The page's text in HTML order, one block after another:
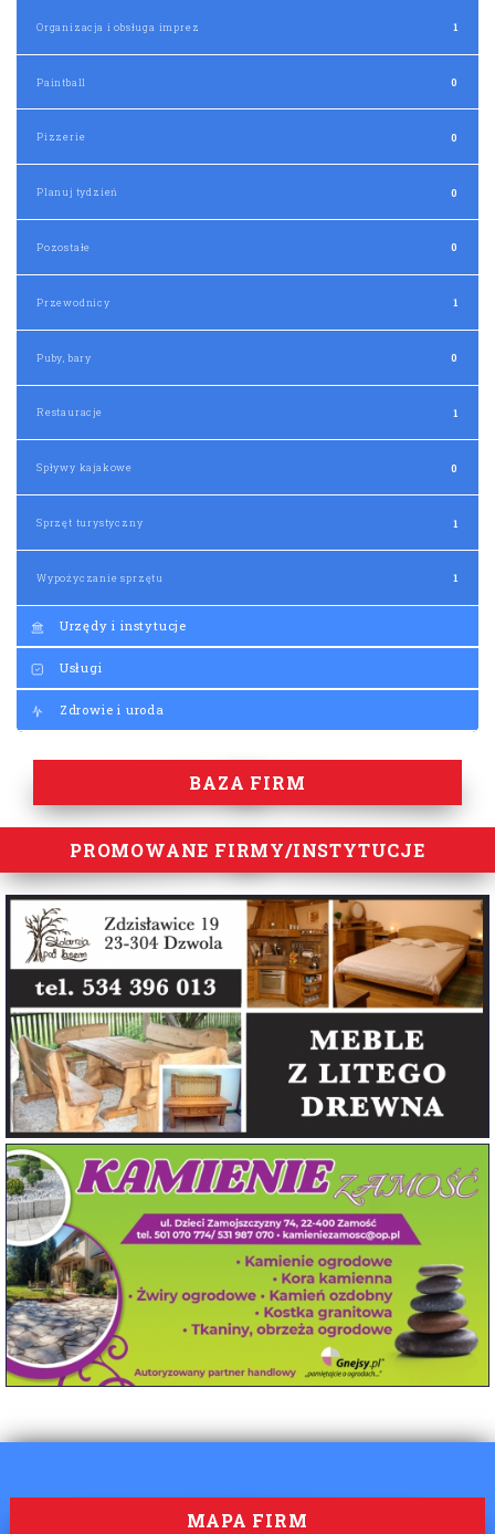
Organizacja i obsługa imprez 1
Paintball 0
Pizzerie 0
Planuj tydzień 0
Pozostałe 0
Przewodnicy 1
Puby, bary 0
Restauracje 1
Spływy kajakowe 0
Sprzęt turystyczny 1
Wypożyczanie sprzętu 1
Urzędy i instytucje
Usługi
Zdrowie i uroda
BAZA FIRM
PROMOWANE FIRMY/INSTYTUCJE
MAPA FIRM